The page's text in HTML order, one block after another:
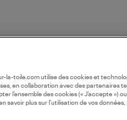
la-toile.com utilise des cookies et
en collaboration avec des partenaires
l’ensemble des cookies (« J’accepte »)
savoir plus sur l’utilisation de vos données,